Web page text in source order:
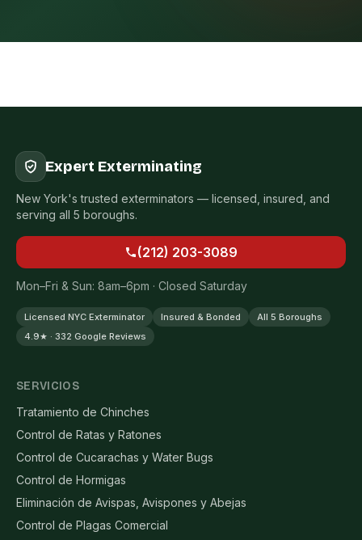
Expert Exterminating
New York's trusted exterminators — licensed, insured, and
serving all 5 boroughs.
(212) 203-3089
Mon–Fri & Sun: 8am–6pm · Closed Saturday
Licensed NYC Exterminator Insured & Bonded
All 5 Boroughs
4.9★ · 332 Google Reviews
SERVICIOS
Tratamiento de Chinches
Control de Ratas y Ratones
Control de Cucarachas y Water Bugs
Control de Hormigas
Eliminación de Avispas, Avispones y Abejas
Control de Plagas Comercial